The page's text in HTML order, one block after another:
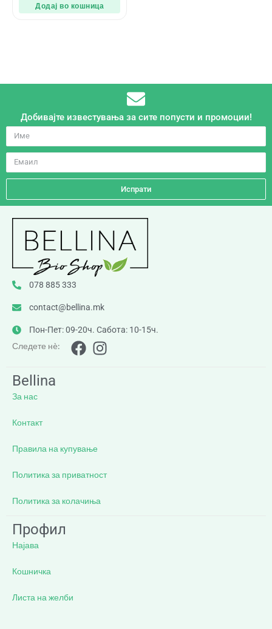
Додај во кошница
Добивајте известувања за сите попусти и промоции!
Испрати
078 885 333
contact@bellina.mk
Пон-Пет: 09-20ч. Сабота: 10-15ч.
Следете нè:
Bellina
За нас
Контакт
Правила на купување
Политика за приватност
Политика за колачиња
Профил
Најава
Кошничка
Листа на желби